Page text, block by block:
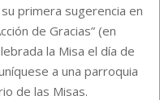
primera sugerencia en
de Gracias” (en
la Misa el día de
a una parroquia
de las Misas.